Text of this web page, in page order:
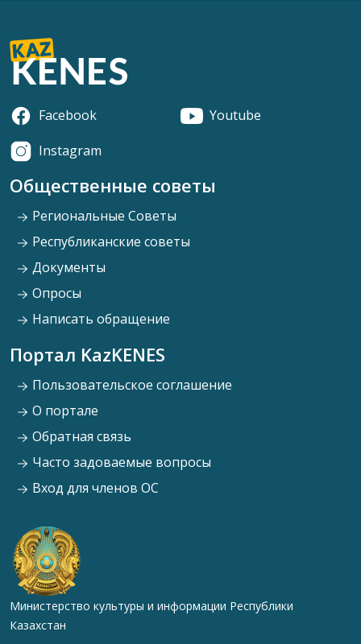
Facebook
Youtube
Instagram
Общественные советы
Региональные Советы
Республиканские советы
Документы
Опросы
Написать обращение
Портал KazKENES
Пользовательское соглашение
О портале
Обратная связь
Часто задоваемые вопросы
Вход для членов ОС
Министерство культуры и информации Республики
Казахстан